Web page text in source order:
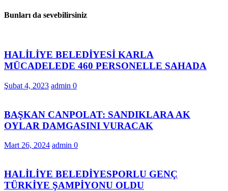
Bunları da sevebilirsiniz
HALİLİYE BELEDİYESİ KARLA
MÜCADELEDE 460 PERSONELLE SAHADA
Şubat 4, 2023 admin 0
BAŞKAN CANPOLAT: SANDIKLARA AK
OYLAR DAMGASINI VURACAK
Mart 26, 2024 admin 0
HALİLİYE BELEDİYESPORLU GENÇ
TÜRKİYE ŞAMPİYONU OLDU